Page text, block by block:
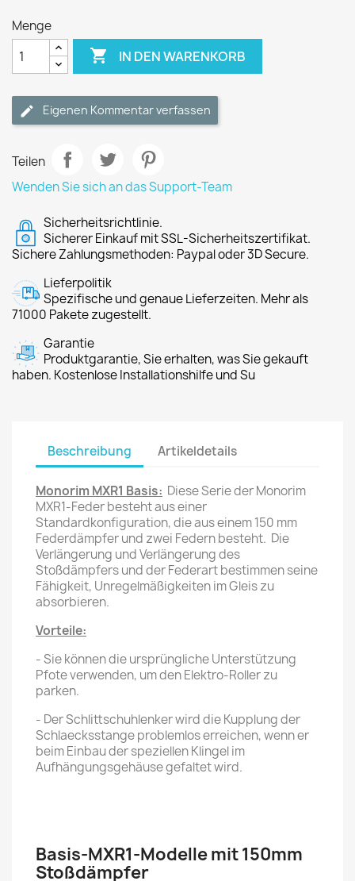
Menge
 IN DEN WARENKORB
Eigenen Kommentar verfassen
Teilen
Wenden Sie sich an das Support-Team
Sicherheitsrichtlinie.
Sicherer Einkauf mit SSL-Sicherheitszertifikat.
Sichere Zahlungsmethoden: Paypal oder 3D Secure.
Lieferpolitik
Spezifische und genaue Lieferzeiten. Mehr als
71000 Pakete zugestellt.
Garantie
Produktgarantie, Sie erhalten, was Sie gekauft
haben. Kostenlose Installationshilfe und Su
Beschreibung Artikeldetails
Monorim MXR1 Basis: Diese Serie der Monorim
MXR1-Feder besteht aus einer
Standardkonfiguration, die aus einem 150 mm
Federdämpfer und zwei Federn besteht. Die
Verlängerung und Verlängerung des
Stoßdämpfers und der Federart bestimmen seine
Fähigkeit, Unregelmäßigkeiten im Gleis zu
absorbieren.
Vorteile:
- Sie können die ursprüngliche Unterstützung
Pfote verwenden, um den Elektro-Roller zu
parken.
- Der Schlittschuhlenker wird die Kupplung der
Schlaecksstange problemlos erreichen, wenn er
beim Einbau der speziellen Klingel im
Aufhängungsgehäuse gefaltet wird.
Basis-MXR1-Modelle mit 150mm
Stoßdämpfer